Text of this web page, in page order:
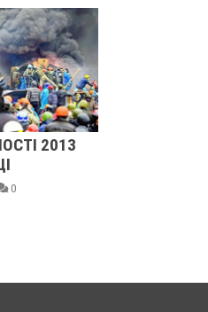
ЖІНКА ШТОВХНУЛА